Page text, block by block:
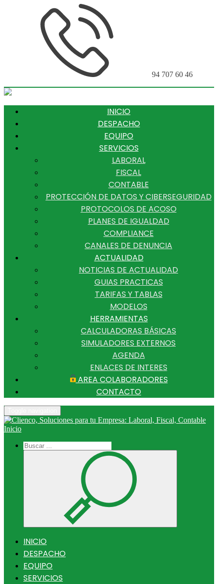
94 707 60 46
INICIO
DESPACHO
EQUIPO
SERVICIOS
LABORAL
FISCAL
CONTABLE
PROTECCIÓN DE DATOS Y CIBERSEGURIDAD
PROTOCOLOS DE ACOSO
PLANES DE IGUALDAD
COMPLIANCE
CANALES DE DENUNCIA
ACTUALIDAD
NOTICIAS DE ACTUALIDAD
GUIAS PRACTICAS
TARIFAS Y TABLAS
MODELOS
HERRAMIENTAS
CALCULADORAS BÁSICAS
SIMULADORES EXTERNOS
AGENDA
ENLACES DE INTERES
AREA COLABORADORES
CONTACTO
Inicio
INICIO
DESPACHO
EQUIPO
SERVICIOS